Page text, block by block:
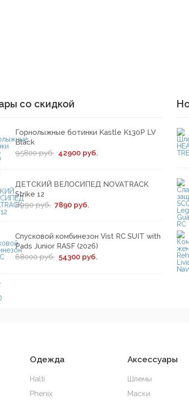
со скидкой
Горнолыжные ботинки Kastle K130P LV
Black
95800 руб. 42900 руб.
ДЕТСКИЙ ВЕЛОСИПЕД NOVATRACK
Strike 12
8990 руб. 7890 руб.
Спусковой комбинезон Vist RC SUIT with
Pads Junior RASF (2026)
68000 руб. 54300 руб.
Одежда
Halti
Phenix
Аксессуары
Шлемы
Маски